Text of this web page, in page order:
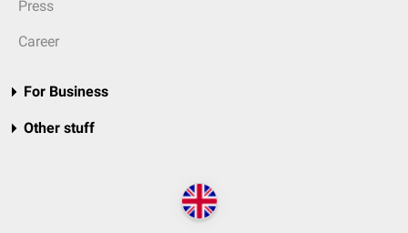
Press
Career
For Business
Other stuff